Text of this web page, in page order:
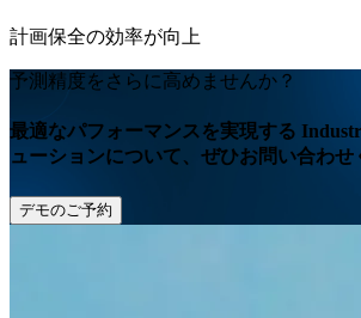
計画保全の効率が向上
予測精度をさらに高めませんか？
最適なパフォーマンスを実現する
ューションについて、ぜひお問い合わせ
デモのご予約